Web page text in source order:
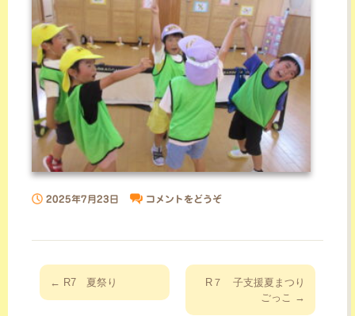
2025年7月23日 コメントをどうぞ
投
稿
← R7 夏祭り
R７ 子支援夏まつり
ごっこ →